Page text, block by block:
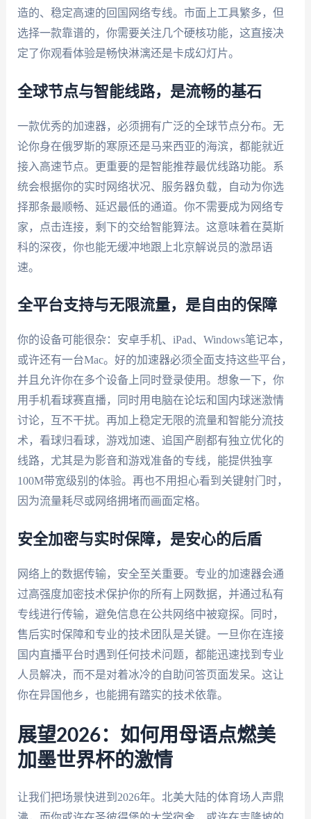
造的、稳定高速的回国网络专线。市面上工具繁多，但
选择一款靠谱的，你需要关注几个硬核功能，这直接决
定了你观看体验是畅快淋漓还是卡成幻灯片。
全球节点与智能线路，是流畅的基石
一款优秀的加速器，必须拥有广泛的全球节点分布。无
论你身在俄罗斯的寒原还是马来西亚的海滨，都能就近
接入高速节点。更重要的是智能推荐最优线路功能。系
统会根据你的实时网络状况、服务器负载，自动为你选
择那条最顺畅、延迟最低的通道。你不需要成为网络专
家，点击连接，剩下的交给智能算法。这意味着在莫斯
科的深夜，你也能无缓冲地跟上北京解说员的激昂语
速。
全平台支持与无限流量，是自由的保障
你的设备可能很杂：安卓手机、iPad、Windows笔记本，
或许还有一台Mac。好的加速器必须全面支持这些平台，
并且允许你在多个设备上同时登录使用。想象一下，你
用手机看球赛直播，同时用电脑在论坛和国内球迷激情
讨论，互不干扰。再加上稳定无限的流量和智能分流技
术，看球归看球，游戏加速、追国产剧都有独立优化的
线路，尤其是为影音和游戏准备的专线，能提供独享
100M带宽级别的体验。再也不用担心看到关键射门时，
因为流量耗尽或网络拥堵而画面定格。
安全加密与实时保障，是安心的后盾
网络上的数据传输，安全至关重要。专业的加速器会通
过高强度加密技术保护你的所有上网数据，并通过私有
专线进行传输，避免信息在公共网络中被窥探。同时，
售后实时保障和专业的技术团队是关键。一旦你在连接
国内直播平台时遇到任何技术问题，都能迅速找到专业
人员解决，而不是对着冰冷的自助问答页面发呆。这让
你在异国他乡，也能拥有踏实的技术依靠。
展望2026：如何用母语点燃美
加墨世界杯的激情
让我们把场景快进到2026年。北美大陆的体育场人声鼎